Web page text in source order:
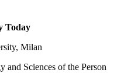
Today
Milan
and Sciences of the Person